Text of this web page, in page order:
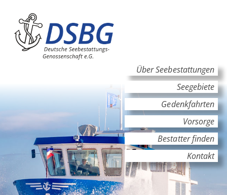
Hauptinhalt
Hauptnavigation
Über Seebestattungen
Seegebiete
Gedenkfahrten
Vorsorge
Bestatter finden
Kontakt